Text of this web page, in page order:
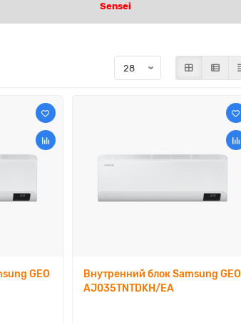
Sensei
GEO
Внутренний блок Samsung GEO
AJ035TNTDKH/EA